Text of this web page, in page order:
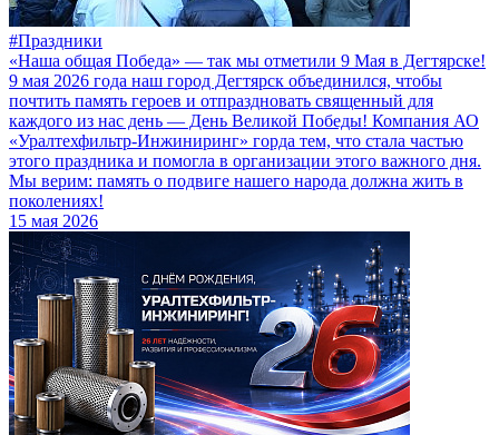
#Праздники
«Наша общая Победа» — так мы отметили 9 Мая в Дегтярске!
9 мая 2026 года наш город Дегтярск объединился, чтобы
почтить память героев и отпраздновать священный для
каждого из нас день — День Великой Победы! Компания АО
«Уралтехфильтр-Инжиниринг» горда тем, что стала частью
этого праздника и помогла в организации этого важного дня.
Мы верим: память о подвиге нашего народа должна жить в
поколениях!
15 мая 2026